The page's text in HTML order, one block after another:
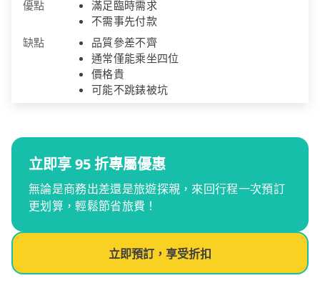
優點
滿足臨時需求
不需事先付款
缺點
品質參差不齊
通常僅能乘坐四位
價格貴
可能不跳錶被坑
立即享 95 折專屬優惠
無論是商務出差還是旅遊探親，來回行程一次預訂
更划算，輕鬆節省旅費！
立即預訂，享受折扣